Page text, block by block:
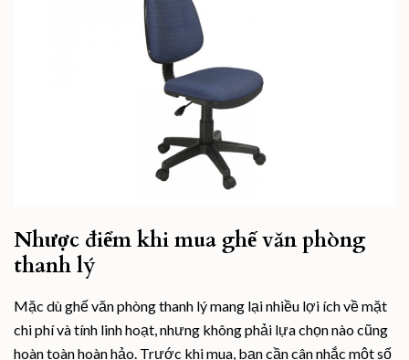
Nhược điểm khi mua ghế văn phòng
thanh lý
Mặc dù ghế văn phòng thanh lý mang lại nhiều lợi ích về mặt
chi phí và tính linh hoạt, nhưng không phải lựa chọn nào cũng
hoàn toàn hoàn hảo. Trước khi mua, bạn cần cân nhắc một số